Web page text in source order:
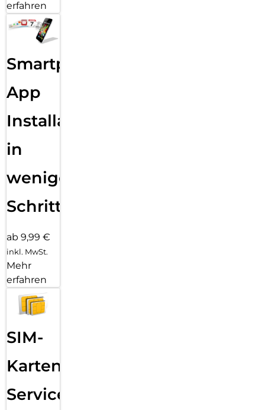
erfahren
Smartphone
App
Installation
in
wenigen
Schritten
ab 9,99 €
inkl. MwSt.
Mehr
erfahren
SIM-
Karten
Service: